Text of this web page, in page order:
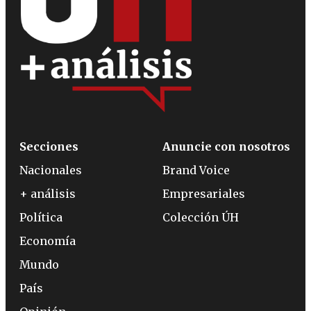
Secciones
Nacionales
+ análisis
Política
Economía
Mundo
País
Anuncie con nosotros
Brand Voice
Empresariales
Colección ÚH